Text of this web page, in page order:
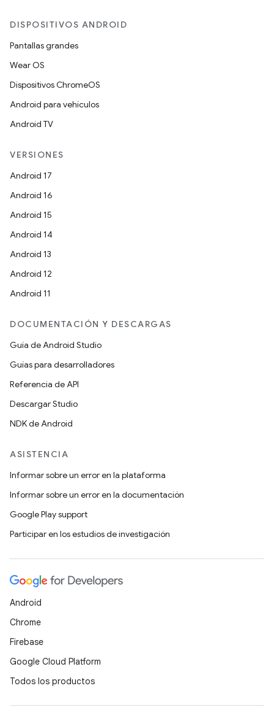
DISPOSITIVOS ANDROID
Pantallas grandes
Wear OS
Dispositivos ChromeOS
Android para vehículos
Android TV
VERSIONES
Android 17
Android 16
Android 15
Android 14
Android 13
Android 12
Android 11
DOCUMENTACIÓN Y DESCARGAS
Guía de Android Studio
Guías para desarrolladores
Referencia de API
Descargar Studio
NDK de Android
ASISTENCIA
Informar sobre un error en la plataforma
Informar sobre un error en la documentación
Google Play support
Participar en los estudios de investigación
Android
Chrome
Firebase
Google Cloud Platform
Todos los productos